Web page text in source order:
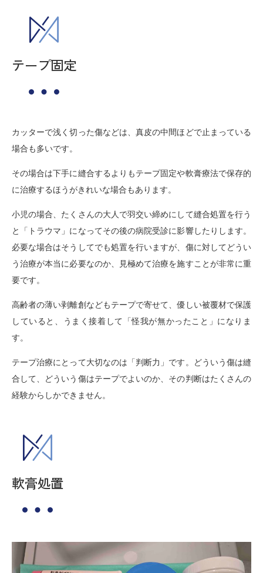
テープ固定
カッターで浅く切った傷などは、真皮の中間ほどで止まっている
場合も多いです。
その場合は下手に縫合するよりもテープ固定や軟膏療法で保存的
に治療するほうがきれいな場合もあります。
小児の場合、たくさんの大人で羽交い締めにして縫合処置を行う
と「トラウマ」になってその後の病院受診に影響したりします。
必要な場合はそうしてでも処置を行いますが、傷に対してどうい
う治療が本当に必要なのか、見極めて治療を施すことが非常に重
要です。
高齢者の薄い剥離創などもテープで寄せて、優しい被覆材で保護
していると、うまく接着して「怪我が無かったこと」になりま
す。
テープ治療にとって大切なのは「判断力」です。どういう傷は縫
合して、どういう傷はテープでよいのか、その判断はたくさんの
経験からしかできません。
軟膏処置